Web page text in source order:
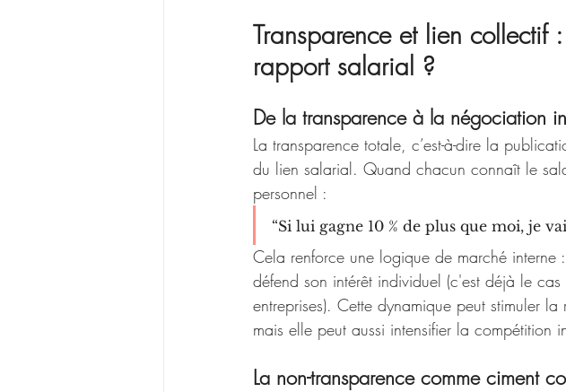
Transparence et lien collectif
rapport salarial ?
De la transparence à la négociation
La transparence totale, c’est-à-dire la
du lien salarial. Quand chacun connaît le
personnel :
“Si lui gagne 10 % de plus que moi, je
Cela renforce une logique de marché interne
défend son intérêt individuel (c'est déjà le
entreprises). Cette dynamique peut stimuler
mais elle peut aussi intensifier la compétition
La non-transparence comme ciment